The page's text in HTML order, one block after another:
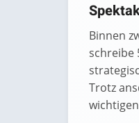
Binnen
schreibe
Trotz